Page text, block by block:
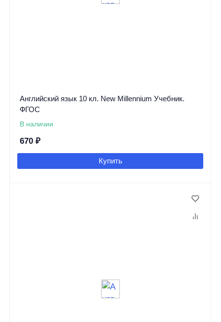
Английский язык 10 кл. New Millennium Учебник.
ФГОС
В наличии
670 ₽
Купить